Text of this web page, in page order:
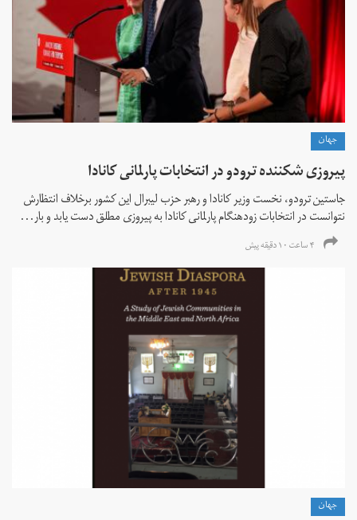
جهان
پیروزی شکننده ترودو در انتخابات پارلمانی کانادا
جاستین ترودو، نخست وزیر کانادا و رهبر حزب لیبرال این کشور برخلاف انتظارش
نتوانست در انتخابات زود‌هنگام پارلمانی کانادا به پیروزی مطلق دست یابد و بار...
۴ ساعت ۱۰ دقیقه پیش
جهان